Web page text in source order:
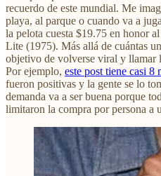
recuerdo de este mundial. Me
playa, al parque o cuando va a
la pelota cuesta $19.75 en honor
Lite (1975). Más allá de cuántas
objetivo de volverse viral y llamar
Por ejemplo, este post tiene casi 8
fueron positivas y la gente se lo
demanda va a ser buena porque
limitaron la compra por persona a